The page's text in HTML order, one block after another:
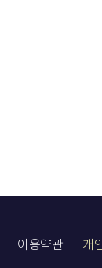
이용약관 개